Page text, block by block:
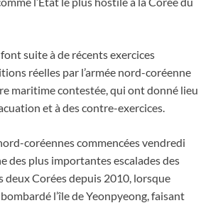
suite à de récents exercices
réelles par l’armée nord-coréenne
maritime contestée, qui ont donné lieu
et à des contre-exercices.
coréennes commencées vendredi
des plus importantes escalades des
deux Corées depuis 2010, lorsque
l’île de Yeonpyeong, faisant